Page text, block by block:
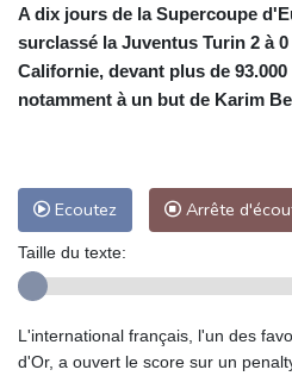
A dix jours de la Supercoupe
surclassé la Juventus Turin 2 à
Californie, devant plus de
notamment à un but de Karim
Ecoutez Arrête
Taille du texte:
L'international français, l'un des
d'Or, a ouvert le score sur un